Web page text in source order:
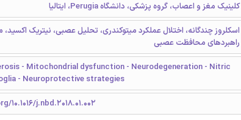
کلینیک مغز و اعصاب، گروه پزشکی، دانشگاه Perugia، ایتالیا
اسکلروز چندگانه، اختلال عملکرد میتوکندری، تحلیل عصبی، نیتریک اکسید،
راهبردهای محافظت عصبی
- Mitochondrial dysfunction - Neurodegeneration - Nitric
- Neuroprotective strategies
10.1016/j.nbd.2018.01.002